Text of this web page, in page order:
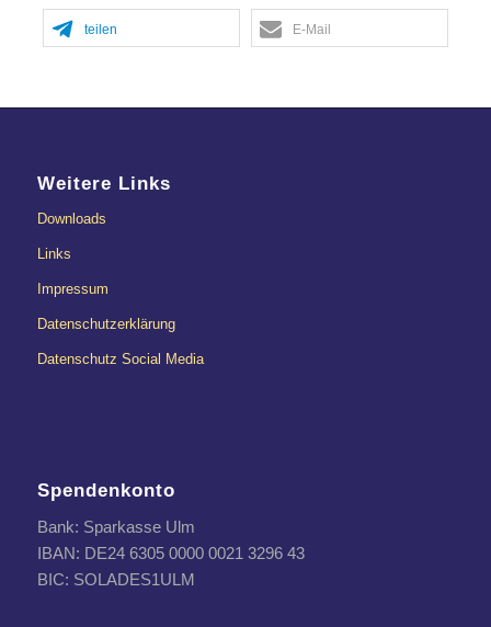
teilen E-Mail
Weitere Links
Downloads
Links
Impressum
Datenschutzerklärung
Datenschutz Social Media
Spendenkonto
Bank: Sparkasse Ulm
IBAN: DE24 6305 0000 0021 3296 43
BIC: SOLADES1ULM